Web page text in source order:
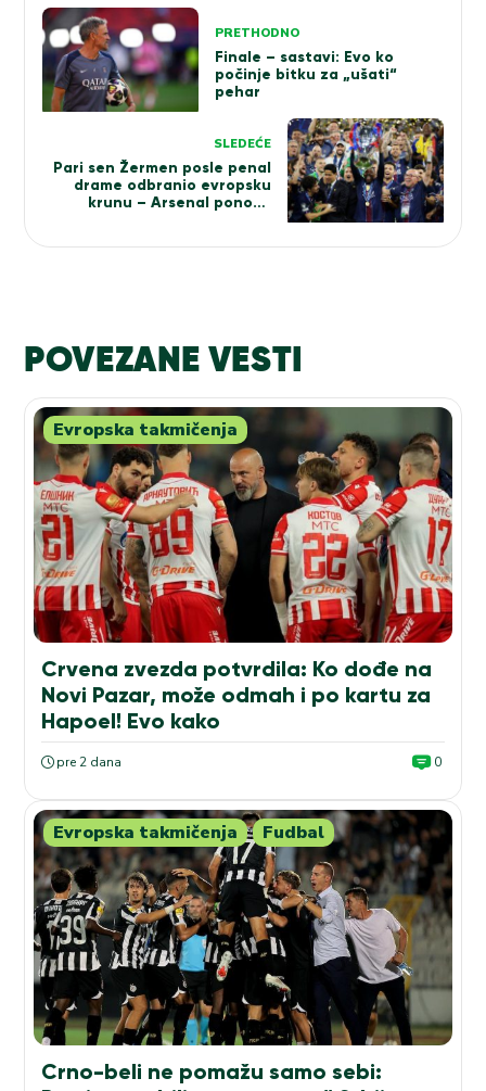
Kretanje
članka
PRETHODNO
Finale – sastavi: Evo ko
počinje bitku za „ušati“
pehar
SLEDEĆE
Pari sen Žermen posle penal
drame odbranio evropsku
krunu – Arsenal ponovo
POVEZANE VESTI
Evropska takmičenja
Crvena zvezda potvrdila: Ko dođe na
Novi Pazar, može odmah i po kartu za
Hapoel! Evo kako
pre 2 dana 0
Evropska takmičenja Fudbal
Crno-beli ne pomažu samo sebi: